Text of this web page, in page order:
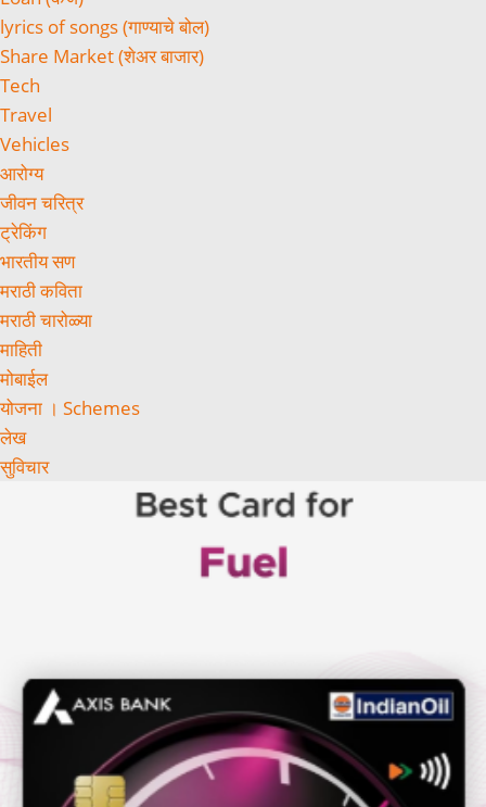
lyrics of songs (गाण्याचे बोल)
Share Market (शेअर बाजार)
Tech
Travel
Vehicles
आरोग्य
जीवन चरित्र
ट्रेकिंग
भारतीय सण
मराठी कविता
मराठी चारोळ्या
माहिती
मोबाईल
योजना । Schemes
लेख
सुविचार